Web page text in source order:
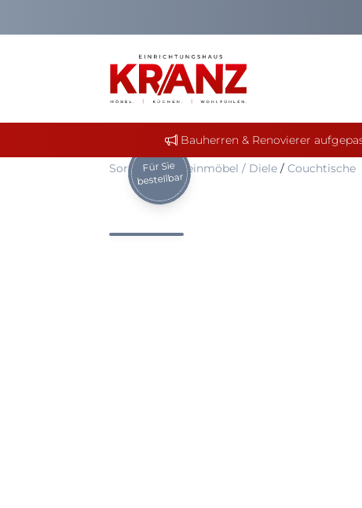
Bauherren & Renovierer
Sortiment/ Kleinmöbel / Diele/ Couchtische
Für Sie
bestellbar